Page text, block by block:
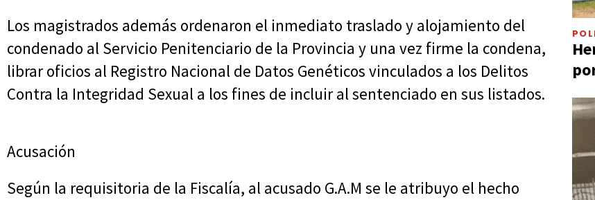
Los magistrados además ordenaron el inmediato traslado y alojamiento del
condenado al Servicio Penitenciario de la Provincia y una vez firme la condena,
librar oficios al Registro Nacional de Datos Genéticos vinculados a los Delitos
Contra la Integridad Sexual a los fines de incluir al sentenciado en sus listados.
Acusación
Según la requisitoria de la Fiscalía, al acusado G.A.M se le atribuyo el hecho